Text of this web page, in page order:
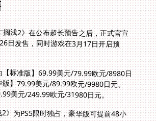
搁浅2》在公布超长预告之后，正式官宣
月26日发售，同时游戏在3月17日开启预
【标准版】69.99美元/79.99欧元/8980日
华版】79.99美元/89.99欧元/9980日元、
美元/249.99欧元/31980日元。
》为PS5限时独占，豪华版可提前48小